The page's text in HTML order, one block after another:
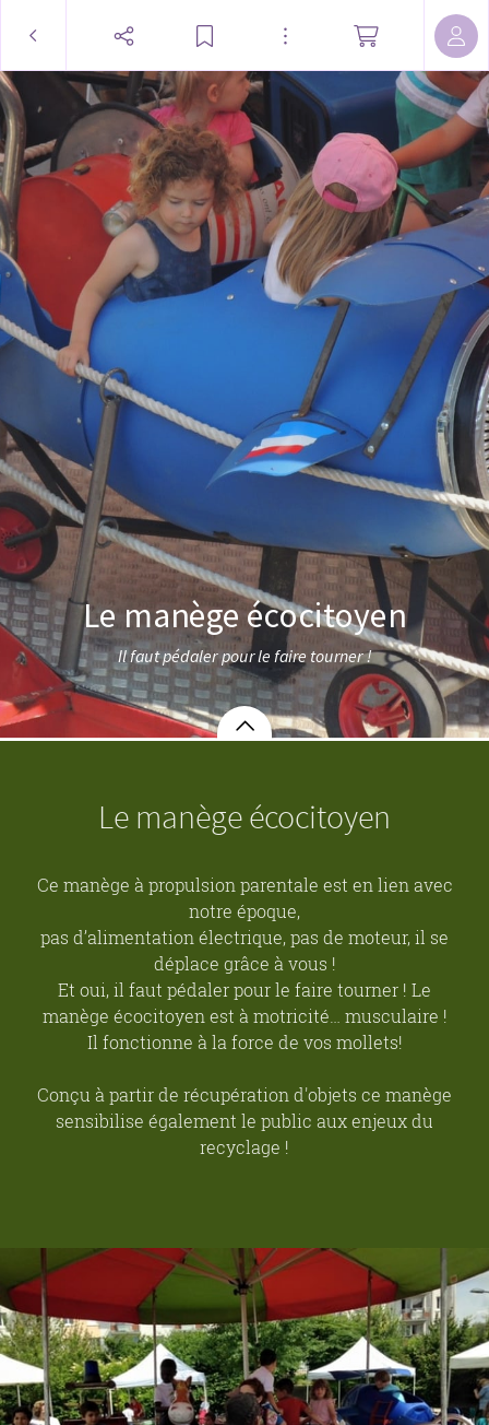
Le manège écocitoyen
Il faut pédaler pour le faire tourner !
Le manège écocitoyen
Ce manège à propulsion parentale est en lien avec
notre époque,
pas d’alimentation électrique, pas de moteur, il se
déplace grâce à vous !
Et oui, il faut pédaler pour le faire tourner ! Le
manège écocitoyen est à motricité… musculaire !
Il fonctionne à la force de vos mollets!
Conçu à partir de récupération d'objets ce manège
sensibilise également le public aux enjeux du
recyclage !